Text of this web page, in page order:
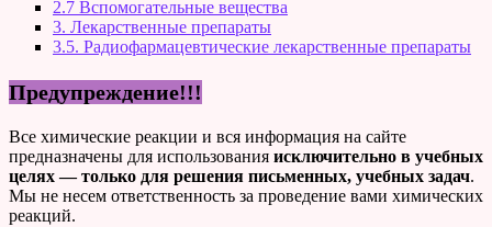
2.7 Вспомогательные вещества
3. Лекарственные препараты
3.5. Радиофармацевтические лекарственные препараты
Предупреждение!!!
Все химические реакции и вся информация на сайте
предназначены для использования исключительно в учебных
целях — только для решения письменных, учебных задач.
Мы не несем ответственность за проведение вами химических
реакций.